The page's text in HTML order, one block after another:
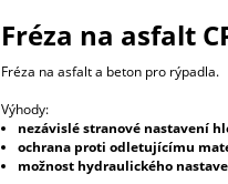
Fréza na asfalt
Fréza na asfalt a beton pro rýpadla.
Výhody:
nezávislé stranové nastavení
ochrana proti odletujícímu
možnost hydraulického